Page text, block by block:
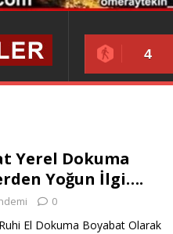
4
Yerel Dokuma
Yoğun İlgi….
0
El Dokuma Boyabat Olarak